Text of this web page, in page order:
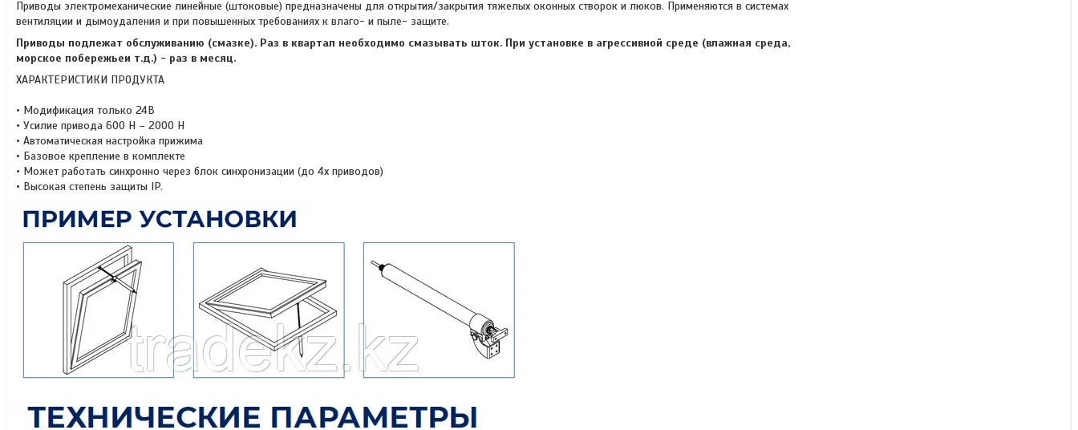
Приводы электромеханические линейные (штоковые) предназначены для открытия/закрытия тяжелых оконных створок и люков. Применяются в системах
вентиляции и дымоудаления и при повышенных требованиях к влаго- и пыле- защите.
Приводы подлежат обслуживанию (смазке). Раз в квартал необходимо смазывать шток. При установке в агрессивной среде (влажная среда,
морское побережьеи т.д.) - раз в месяц.
ХАРАКТЕРИСТИКИ ПРОДУКТА
• Модификация только 24В
• Усилие привода 600 Н – 2000 Н
• Автоматическая настройка прижима
• Базовое крепление в комплекте
• Может работать синхронно через блок синхронизации (до 4х приводов)
• Высокая степень защиты IP.